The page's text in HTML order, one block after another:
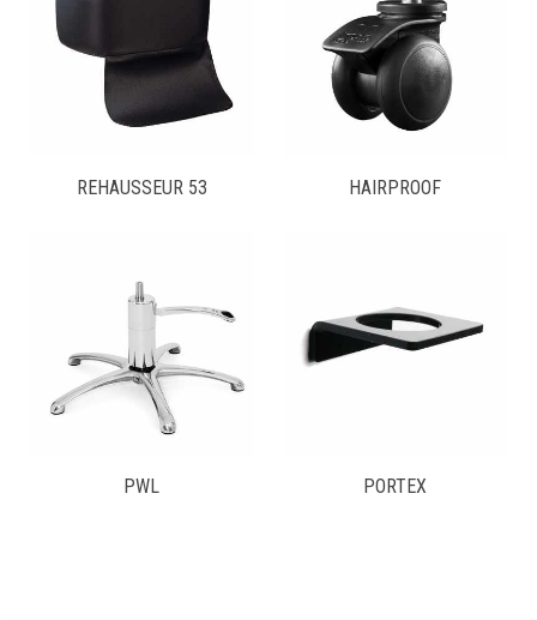
REHAUSSEUR 53 HAIRPROOF
PWL PORTEX